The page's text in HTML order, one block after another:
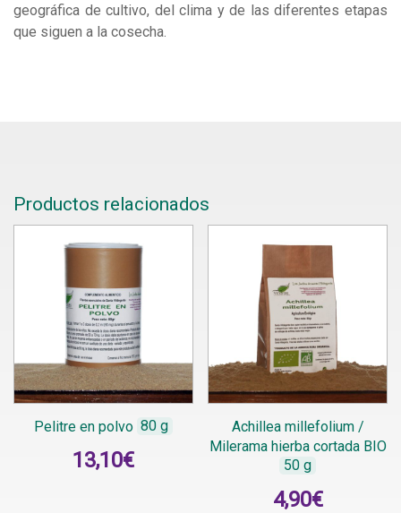
geográfica de cultivo, del clima y de las diferentes etapas
que siguen a la cosecha.
Productos relacionados
Pelitre en polvo 80 g
13,10€
Achillea millefolium /
Milerama hierba cortada BIO
50 g
4,90€